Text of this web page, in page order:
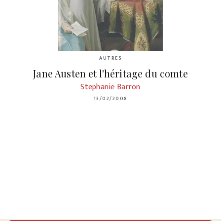
AUTRES
Jane Austen et l'héritage du comte
Stephanie Barron
13/02/2008